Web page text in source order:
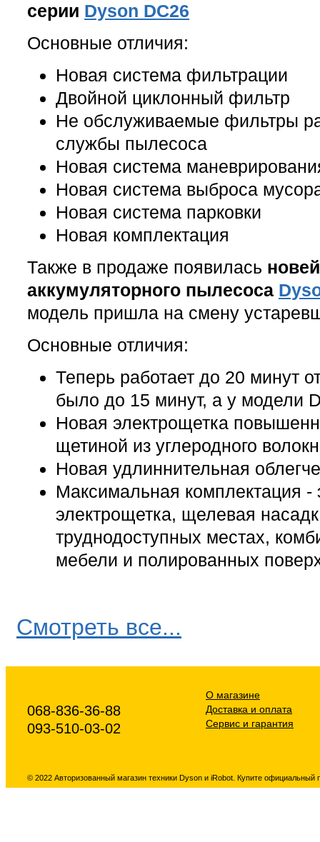
серии Dyson DC26
Основные отличия:
Новая система фильтрации
Двойной циклонный фильтр
Не обслуживаемые фильтры
службы пылесоса
Новая система
Новая система выброса
Новая система парковки
Новая комплектация
Также в продаже появилась
аккумуляторного пылесоса
модель пришла на смену
Основные отличия:
Теперь работает до 20 минут
было до 15 минут, а у модели
Новая электрощетка
щетиной из углеродного
Новая удлиннительная
Максимальная комплектация -
электрощетка, щелевая
труднодоступных местах,
мебели и полированных
Смотреть все...
068-836-36-88
093-510-03-02
О магазине
Доставка и оплата
Сервис и гарантия
© 2022 Авторизованный магазин техники Dyson и iRobot. Купите